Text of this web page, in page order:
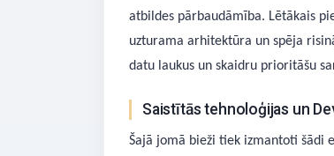
atbildes pārbaudāmība. Lētākais
uzturama arhitektūra un spēja
datu laukus un skaidru prioritāšu
Saistītās tehnoloģijas un
Šajā jomā bieži tiek izmantoti šādi